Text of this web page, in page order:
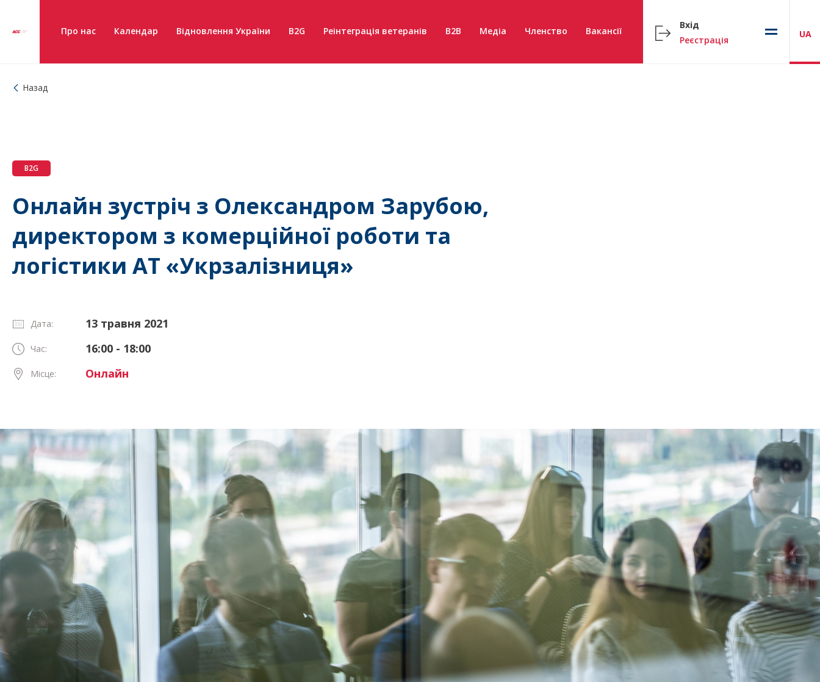
Про нас Календар Відновлення України B2G Реінтеграція ветеранів B2B Медіа Членство Вакансії
Вхід
Реєстрація
UA
Назад
B2G
Онлайн зустріч з Олександром Зарубою,
директором з комерційної роботи та
логістики АТ «Укрзалізниця»
Дата: 13 травня 2021
Час: 16:00 - 18:00
Місце: Онлайн